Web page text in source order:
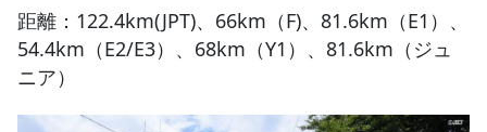
距離：122.4km(JPT)、66km（F)、81.6km（E1）、
54.4km（E2/E3）、68km（Y1）、81.6km（ジュ
ニア）